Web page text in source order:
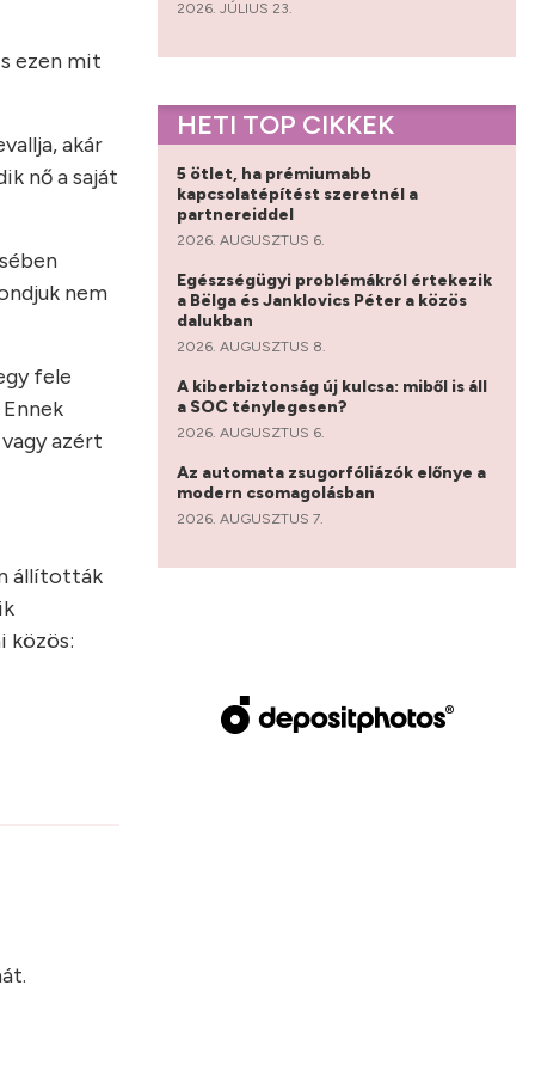
ezen mit
akár
nő a saját
nem
fele
azért
állították
közös:
2026. JÚLIUS 23.
HETI TOP CIKKEK
5 ötlet, ha prémiumabb
kapcsolatépítést szeretnél a
partnereiddel
2026. AUGUSZTUS 6.
Egészségügyi problémákról értekezik
a Bëlga és Janklovics Péter a közös
dalukban
2026. AUGUSZTUS 8.
A kiberbiztonság új kulcsa: miből is áll
a SOC ténylegesen?
2026. AUGUSZTUS 6.
Az automata zsugorfóliázók előnye a
modern csomagolásban
2026. AUGUSZTUS 7.